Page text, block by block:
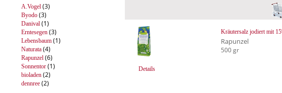
A.Vogel (3)
Byodo (3)
Danival (1)
Erntesegen (3)
Lebensbaum (1)
Naturata (4)
Rapunzel (6)
Sonnentor (1)
bioladen (2)
dennree (2)
Details
Kräutersalz jodiert mit
Rapunzel
500 gr